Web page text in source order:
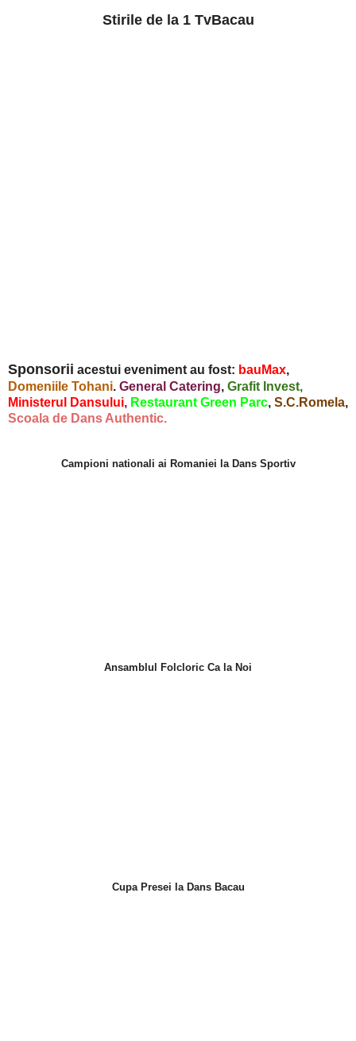
Stirile de la 1 TvBacau
Sponsorii acestui eveniment au fost: bauMax,
Domeniile Tohani. General Catering, Grafit Invest,
Ministerul Dansului, Restaurant Green Parc, S.C.Romela,
Scoala de Dans Authentic.
Campioni nationali ai Romaniei la Dans Sportiv
Ansamblul Folcloric Ca la Noi
Cupa Presei la Dans Bacau